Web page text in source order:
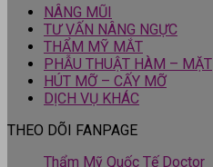
NÂNG MŨI
TƯ VẤN NÂNG NGỰC
THẨM MỸ MẮT
PHẪU THUẬT HÀM – MẶT
HÚT MỠ – CẤY MỠ
DỊCH VỤ KHÁC
THEO DÕI FANPAGE
Thẩm Mỹ Quốc Tế Doctor